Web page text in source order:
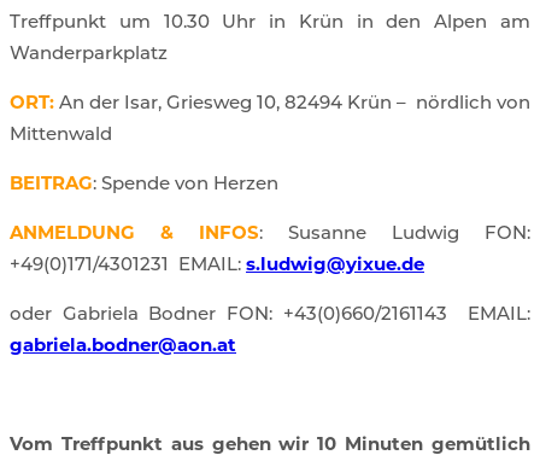
Treffpunkt um 10.30 Uhr in Krün in den Alpen am
Wanderparkplatz
ORT: An der Isar, Griesweg 10, 82494 Krün – nördlich von
Mittenwald
BEITRAG: Spende von Herzen
ANMELDUNG & INFOS: Susanne Ludwig FON:
+49(0)171/4301231
EMAIL: s.ludwig@yixue.de
oder Gabriela Bodner FON: +43(0)660/2161143
EMAIL:
gabriela.bodner@aon.at
Vom Treffpunkt aus gehen wir 10 Minuten gemütlich